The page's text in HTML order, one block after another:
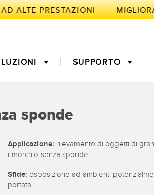
ALTE PRESTAZIONI
a fibra ottica
to-Light
predittiva
condizioni:
predittiva e preventiva
(OEE)
Richiesta di
SUPPORTO
sponde
Applicazione: rilevamento di oggetti di
rimorchio senza sponde
Sfide: esposizione ad ambienti
portata